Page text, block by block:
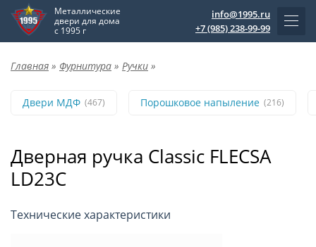
Металлические
двери для дома
с 1995 г
info@1995.ru
+7 (985) 238-99-99
Главная » Фурнитура » Ручки »
Двери МДФ (467) Порошковое напыление (216)
Дверная ручка Classic FLECSA
LD23C
Технические характеристики